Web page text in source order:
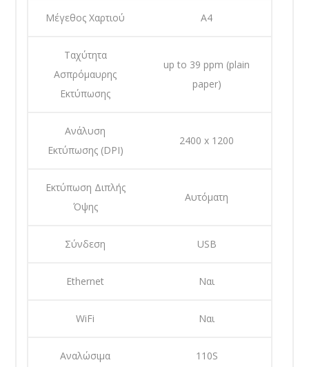
Μέγεθος Χαρτιού A4
Ταχύτητα
Ασπρόμαυρης
Εκτύπωσης
up to 39 ppm (plain
paper)
Ανάλυση
Εκτύπωσης (DPI)
2400 x 1200
Εκτύπωση Διπλής
Όψης
Αυτόματη
Σύνδεση USB
Ethernet Ναι
WiFi Ναι
Αναλώσιμα 110S